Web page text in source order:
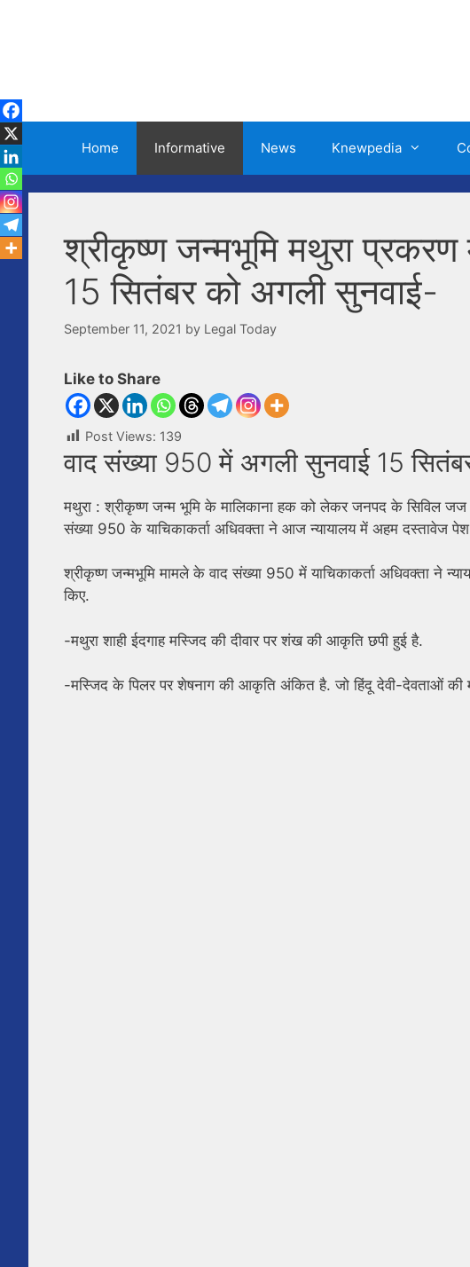
Home Informative News Knewpedia
श्रीकृष्ण जन्मभूमि मथुरा
15 सितंबर को अगली सुनवाई-
September 11, 2021 by Legal Today
Like to Share
Post Views: 139
वाद संख्या 950 में अगली सुनवाई 15
मथुरा : श्रीकृष्ण जन्म भूमि के मालिकाना हक को लेकर जनपद के सिविल जज
संख्या 950 के याचिकाकर्ता अधिवक्ता ने आज न्यायालय में अहम दस्तावेज
श्रीकृष्ण जन्मभूमि मामले के वाद संख्या 950 में याचिकाकर्ता अधिवक्ता ने
किए.
-मथुरा शाही ईदगाह मस्जिद की दीवार पर शंख की आकृति छपी हुई है.
-मस्जिद के पिलर पर शेषनाग की आकृति अंकित है. जो हिंदू देवी-देवताओं की